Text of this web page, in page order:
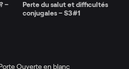
–
Perte du salut et difficultés
conjugales – S3#1